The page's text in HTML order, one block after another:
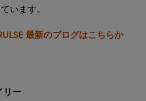
います。
最新のブログはこちらか
リー